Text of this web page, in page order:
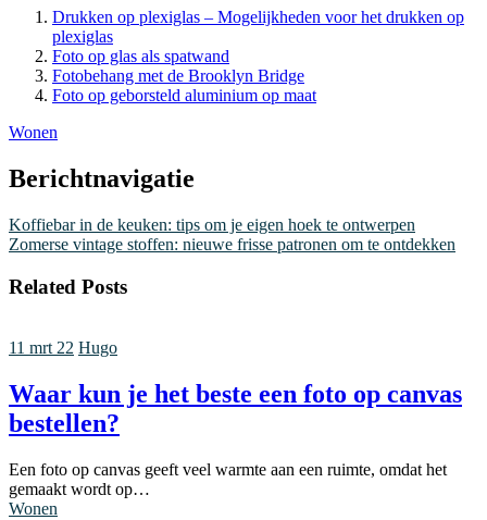
Drukken op plexiglas – Mogelijkheden voor het drukken op
plexiglas
Foto op glas als spatwand
Fotobehang met de Brooklyn Bridge
Foto op geborsteld aluminium op maat
Wonen
Berichtnavigatie
Koffiebar in de keuken: tips om je eigen hoek te ontwerpen
Zomerse vintage stoffen: nieuwe frisse patronen om te ontdekken
Related Posts
11 mrt 22 Hugo
Waar kun je het beste een foto op canvas
bestellen?
Een foto op canvas geeft veel warmte aan een ruimte, omdat het
gemaakt wordt op…
Wonen